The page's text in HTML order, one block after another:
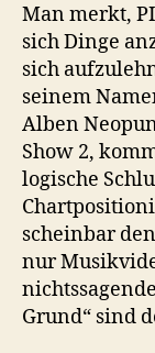
Man merkt,
sich Dinge
sich
seinem
Alben
Show 2,
logische
scheinbar
nur
Grund“ sind